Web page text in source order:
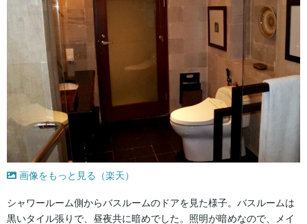
画像をもっと見る（楽天）
シャワールーム側からバスルームのドアを見た様子。バスルームは
黒いタイル張りで、昼夜共に暗めでした。照明が暗めなので、メイ